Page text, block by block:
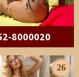
8000020
26